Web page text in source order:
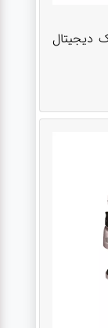
دیجیتال